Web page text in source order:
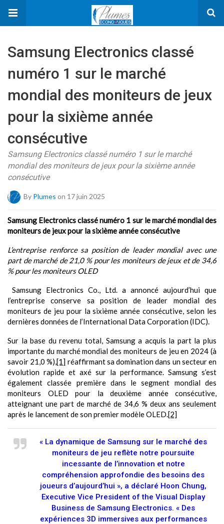
Samsung Electronics classé
numéro 1 sur le marché
mondial des moniteurs de jeux
pour la sixième année
consécutive
Samsung Electronics classé numéro 1 sur le marché
mondial des moniteurs de jeux pour la sixième année
consécutive
By Plumes on 17 juin 2025
Samsung Electronics classé numéro 1 sur le marché mondial des
moniteurs de jeux pour la sixième année consécutive
L’entreprise renforce sa position de leader mondial avec une
part de marché de 21,0 % pour les moniteurs de jeux et de 34,6
% pour les moniteurs OLED
Samsung Electronics Co., Ltd. a annoncé aujourd’hui que
l’entreprise conserve sa position de leader mondial des
moniteurs de jeu pour la sixième année consécutive, selon les
dernières données de l’International Data Corporation (IDC).
Sur la base du revenu total, Samsung a acquis la part la plus
importante du marché mondial des moniteurs de jeu en 2024 (à
savoir 21,0 %),[1] réaffirmant sa domination dans un secteur en
évolution rapide et axé sur la performance. Samsung s’est
également classée première dans le segment mondial des
moniteurs OLED pour la deuxième année consécutive,
atteignant une part de marché de 34,6 % deux ans seulement
après le lancement de son premier modèle OLED.[2]
« La dynamique de Samsung sur le marché des
moniteurs de jeu reflète notre poursuite
incessante de l’innovation et notre
compréhension approfondie des besoins des
joueurs d’aujourd’hui », a déclaré Hoon Chung,
Executive Vice President of the Visual Display
Business de Samsung Electronics. « Des
expériences 3D immersives aux performances